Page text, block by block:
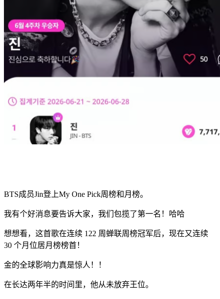
BTS成员Jin登上My One Pick周榜和月榜。
我有个好消息要告诉大家，我们包揽了第一名！哈哈
想想看，这首歌在连续 122 周蝉联周榜冠军后，现在又连续
30 个月位居月榜榜首！
金的全球影响力真是惊人！！
在长达两年半的时间里，他从未放弃王位。